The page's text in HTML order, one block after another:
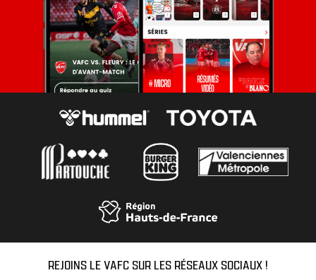
REJOINS LE VAFC SUR LES RÉSEAUX SOCIAUX !